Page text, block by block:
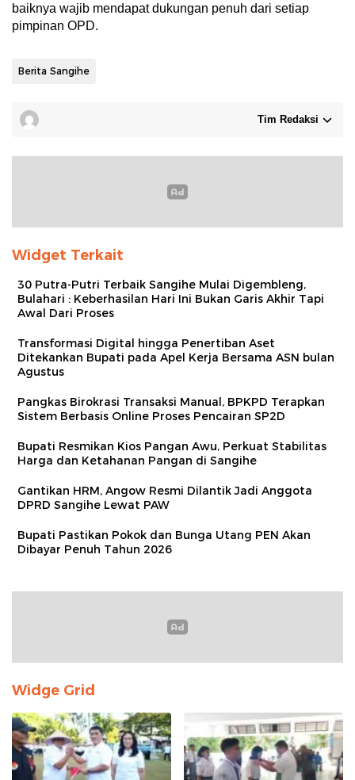
baiknya wajib mendapat dukungan penuh dari setiap
pimpinan OPD.
Berita Sangihe
Tim Redaksi
Widget Terkait
30 Putra-Putri Terbaik Sangihe Mulai Digembleng,
Bulahari : Keberhasilan Hari Ini Bukan Garis Akhir Tapi
Awal Dari Proses
Transformasi Digital hingga Penertiban Aset
Ditekankan Bupati pada Apel Kerja Bersama ASN bulan
Agustus
Pangkas Birokrasi Transaksi Manual, BPKPD Terapkan
Sistem Berbasis Online Proses Pencairan SP2D
Bupati Resmikan Kios Pangan Awu, Perkuat Stabilitas
Harga dan Ketahanan Pangan di Sangihe
Gantikan HRM, Angow Resmi Dilantik Jadi Anggota
DPRD Sangihe Lewat PAW
Bupati Pastikan Pokok dan Bunga Utang PEN Akan
Dibayar Penuh Tahun 2026
Widge Grid